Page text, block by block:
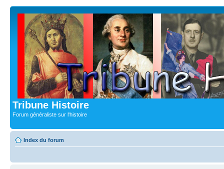
Tribune Histoire
Forum généraliste sur l'histoire
Index du forum